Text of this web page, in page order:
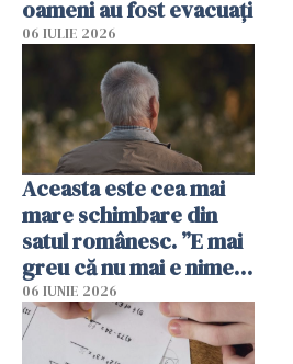
oameni au fost evacuați
06 IULIE 2026
Aceasta este cea mai
mare schimbare din
satul românesc. ”E mai
greu că nu mai e nimeni
pe-aici, prin jur”
06 IUNIE 2026